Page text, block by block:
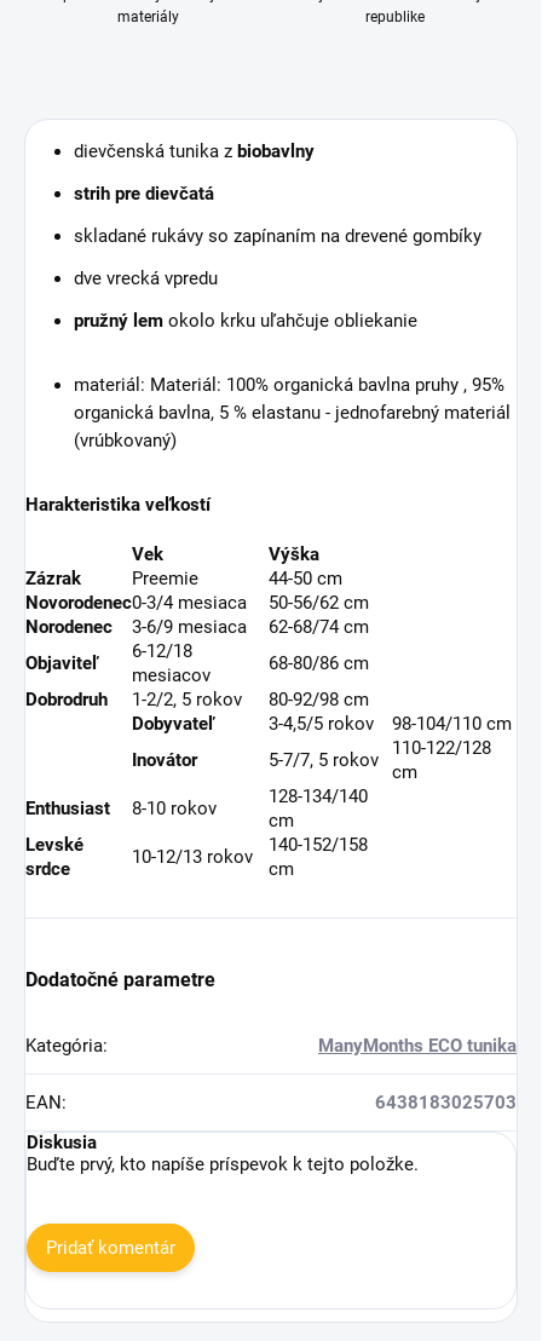
materiály
republike
dievčenská tunika z biobavlny
strih pre dievčatá
skladané rukávy so zapínaním na drevené gombíky
dve vrecká vpredu
pružný lem okolo krku uľahčuje obliekanie
materiál: Materiál: 100% organická bavlna pruhy , 95%
organická bavlna, 5 % elastanu - jednofarebný materiál
(vrúbkovaný)
Harakteristika veľkostí
Vek
Výška
Zázrak
Preemie
44-50 cm
Novorodenec0-3/4 mesiaca
50-56/62 cm
Norodenec
3-6/9 mesiaca
62-68/74 cm
Objaviteľ
6-12/18
mesiacov
68-80/86 cm
Dobrodruh
1-2/2, 5 rokov
80-92/98 cm
Dobyvateľ
3-4,5/5 rokov
98-104/110 cm
Inovátor
5-7/7, 5 rokov
110-122/128
cm
Enthusiast
8-10 rokov
128-134/140
cm
Levské
srdce
10-12/13 rokov
140-152/158
cm
Dodatočné parametre
Kategória: ManyMonths ECO tunika
EAN:
6438183025703
Diskusia
Buďte prvý, kto napíše príspevok k tejto položke.
Pridať komentár